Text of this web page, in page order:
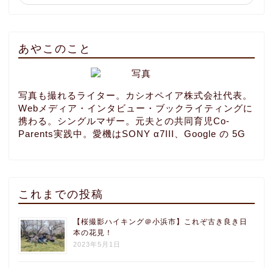
あやこのこと
写真も撮れるライター。カシオペイア株式会社代表。
Webメディア・インタビュー・ブックライティングに
携わる。シングルマザー。元夫との共同育児Co-
Parents実践中。愛機はSONY α7III、Google の 5G
これまでの投稿
【桜撮影ハイキング＠小浜市】これぞ古き良き日
本の花見！
2023年5月1日